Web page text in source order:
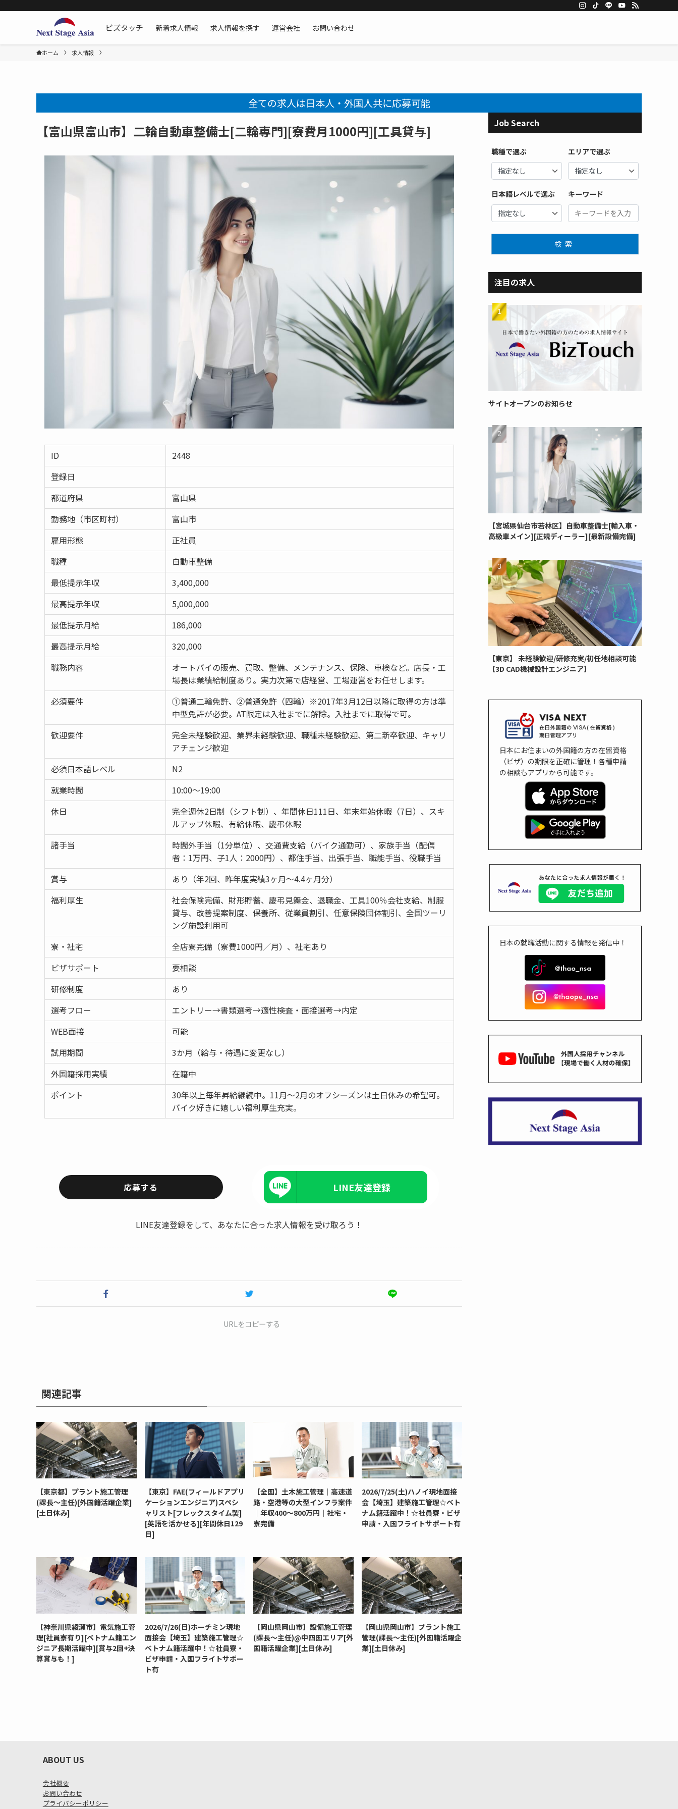
ビズタッチ
新着求人情報 求人情報を探す 運営会社 お問い合わせ
ホーム 求人情報
全ての求人は日本人・外国人共に応募可能
【富山県富山市】二輪自動車整備士[二輪専門][寮費月1000円][工具貸与]
ID
2448
登録日
都道府県
富山県
勤務地（市区町村）
富山市
雇用形態
正社員
職種
自動車整備
最低提示年収
3,400,000
最高提示年収
5,000,000
最低提示月給
186,000
最高提示月給
320,000
職務内容
オートバイの販売、買取、整備、メンテナンス、保険、車検など。店長・工
場長は業績給制度あり。実力次第で店経営、工場運営をお任せします。
必須要件
①普通二輪免許、②普通免許（四輪）※2017年3月12日以降に取得の方は準
中型免許が必要。AT限定は入社までに解除。入社までに取得で可。
歓迎要件
完全未経験歓迎、業界未経験歓迎、職種未経験歓迎、第二新卒歓迎、キャリ
アチェンジ歓迎
必須日本語レベル
N2
就業時間
10:00～19:00
休日
完全週休2日制（シフト制）、年間休日111日、年末年始休暇（7日）、スキ
ルアップ休暇、有給休暇、慶弔休暇
諸手当
時間外手当（1分単位）、交通費支給（バイク通勤可）、家族手当（配偶
者：1万円、子1人：2000円）、都住手当、出張手当、職能手当、役職手当
賞与
あり（年2回、昨年度実績3ヶ月～4.4ヶ月分）
福利厚生
社会保険完備、財形貯蓄、慶弔見舞金、退職金、工具100％会社支給、制服
貸与、改善提案制度、保養所、従業員割引、任意保険団体割引、全国ツーリ
ング施設利用可
寮・社宅
全店寮完備（寮費1000円／月）、社宅あり
ビザサポート
要相談
研修制度
あり
選考フロー
エントリー→書類選考→適性検査・面接選考→内定
WEB面接
可能
試用期間
3か月（給与・待遇に変更なし）
外国籍採用実績
在籍中
ポイント
30年以上毎年昇給継続中。11月〜2月のオフシーズンは土日休みの希望可。
バイク好きに嬉しい福利厚生充実。
応募する LINE友達登録
LINE友達登録をして、あなたに合った求人情報を受け取ろう！
URLをコピーする
関連記事
【東京都】プラント施工管理
(課長～主任)[外国籍活躍企業]
[土日休み]
【東京】FAE(フィールドアプリ
ケーションエンジニア)スペシ
ャリスト[フレックスタイム製]
[英語を活かせる][年間休日129
日]
【全国】土木施工管理｜高速道
路・空港等の大型インフラ案件
｜年収400～800万円｜社宅・
寮完備
2026/7/25(土)ハノイ現地面接
会【埼玉】建築施工管理☆ベト
ナム籍活躍中！☆社員寮・ビザ
申請・入国フライトサポート有
【神奈川県綾瀬市】電気施工管
理[社員寮有り][ベトナム籍エン
ジニア長期活躍中][賞与2回+決
算賞与も！]
2026/7/26(日)ホーチミン現地
面接会【埼玉】建築施工管理☆
ベトナム籍活躍中！☆社員寮・
ビザ申請・入国フライトサポー
ト有
【岡山県岡山市】設備施工管理
(課長～主任)@中四国エリア[外
国籍活躍企業][土日休み]
【岡山県岡山市】プラント施工
管理(課長～主任)[外国籍活躍企
業][土日休み]
Job Search
職種で選ぶ エリアで選ぶ
日本語レベルで選ぶ キーワード
検索
注目の求人
サイトオープンのお知らせ
【宮城県仙台市若林区】自動車整備士[輸入車・
高級車メイン][正規ディーラー][最新設備完備]
【東京】 未経験歓迎/研修充実/初任地相談可能
【3D CAD機械設計エンジニア】
日本にお住まいの外国籍の方の在留資格
（ビザ）の期限を正確に管理！各種申請
の相談もアプリから可能です。
日本の就職活動に関する情報を発信中！
ABOUT US
会社概要
お問い合わせ
プライバシーポリシー